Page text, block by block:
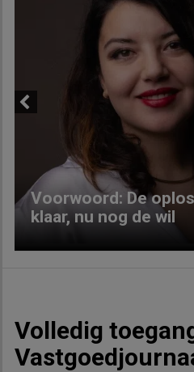
Voorwoord: De
klaar, nu nog de wil
Volledig